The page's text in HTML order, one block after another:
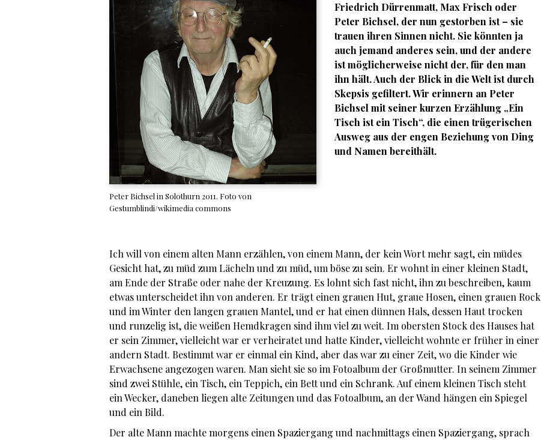
Peter Bichsel in Solothurn 2011. Foto von
Gestumblindi/wikimedia commons
Friedrich Dürrenmatt, Max Frisch oder
Peter Bichsel, der nun gestorben ist – sie
trauen ihren Sinnen nicht. Sie könnten ja
auch jemand anderes sein, und der andere
ist möglicherweise nicht der, für den man
ihn hält. Auch der Blick in die Welt ist durch
Skepsis gefiltert. Wir erinnern an Peter
Bichsel mit seiner kurzen Erzählung „Ein
Tisch ist ein Tisch“, die einen trügerischen
Ausweg aus der engen Beziehung von Ding
und Namen bereithält.
Ich will von einem alten Mann erzählen, von einem Mann, der kein Wort mehr sagt, ein müdes
Gesicht hat, zu müd zum Lächeln und zu müd, um böse zu sein. Er wohnt in einer kleinen Stadt,
am Ende der Straße oder nahe der Kreuzung. Es lohnt sich fast nicht, ihn zu beschreiben, kaum
etwas unterscheidet ihn von anderen. Er trägt einen grauen Hut, graue Hosen, einen grauen Rock
und im Winter den langen grauen Mantel, und er hat einen dünnen Hals, dessen Haut trocken
und runzelig ist, die weißen Hemdkragen sind ihm viel zu weit. Im obersten Stock des Hauses hat
er sein Zimmer, vielleicht war er verheiratet und hatte Kinder, vielleicht wohnte er früher in einer
andern Stadt. Bestimmt war er einmal ein Kind, aber das war zu einer Zeit, wo die Kinder wie
Erwachsene angezogen waren. Man sieht sie so im Fotoalbum der Großmutter. In seinem Zimmer
sind zwei Stühle, ein Tisch, ein Teppich, ein Bett und ein Schrank. Auf einem kleinen Tisch steht
ein Wecker, daneben liegen alte Zeitungen und das Fotoalbum, an der Wand hängen ein Spiegel
und ein Bild.
Der alte Mann machte morgens einen Spaziergang und nachmittags einen Spaziergang, sprach